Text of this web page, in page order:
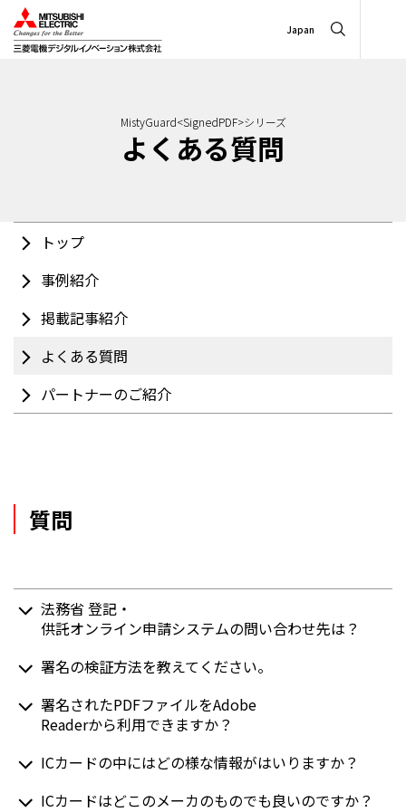
Japan
MistyGuard<SignedPDF>シリーズ
よくある質問
トップ
事例紹介
掲載記事紹介
よくある質問
パートナーのご紹介
質問
法務省 登記・
供託オンライン申請システムの問い合わせ先は？
署名の検証方法を教えてください。
署名されたPDFファイルをAdobe
Readerから利用できますか？
ICカードの中にはどの様な情報がはいりますか？
ICカードはどこのメーカのものでも良いのですか？